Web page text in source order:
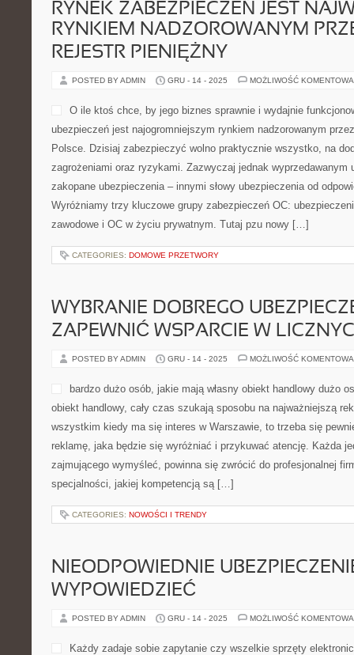
RYNEK ZABEZPIECZEŃ JEST
RYNKIEM NADZOROWANYM
REJESTR PIENIĘŻNY
POSTED BY ADMIN GRU - 14 - 2025 MOŻLIWOŚĆ
O ile ktoś chce, by jego biznes sprawnie i wydajnie
ubezpieczeń jest najogromniejszym rynkiem nadzorowanym
Polsce. Dzisiaj zabezpieczyć wolno praktycznie wszystko, na
zagrożeniami oraz ryzykami. Zazwyczaj jednak wyprzedawanym
zakopane ubezpieczenia – innymi słowy ubezpieczenia od
Wyróżniamy trzy kluczowe grupy zabezpieczeń OC:
zawodowe i OC w życiu prywatnym. Tutaj pzu nowy […]
CATEGORIES: DOMOWE PRZETWORY
WYBRANIE DOBREGO
ZAPEWNIĆ WSPARCIE W
POSTED BY ADMIN GRU - 14 - 2025 MOŻLIWOŚĆ
bardzo dużo osób, jakie mają własny obiekt handlowy dużo
obiekt handlowy, cały czas szukają sposobu na najważniejszą
wszystkim kiedy ma się interes w Warszawie, to trzeba się
reklamę, jaka będzie się wyróżniać i przykuwać atencję. Każda
zajmującego wymyśleć, powinna się zwrócić do profesjonalnej
specjalności, jakiej kompetencją są […]
CATEGORIES: NOWOŚCI I TRENDY
NIEODPOWIEDNIE
WYPOWIEDZIEĆ
POSTED BY ADMIN GRU - 14 - 2025 MOŻLIWOŚĆ
Każdy zadaje sobie zapytanie czy wszelkie sprzęty